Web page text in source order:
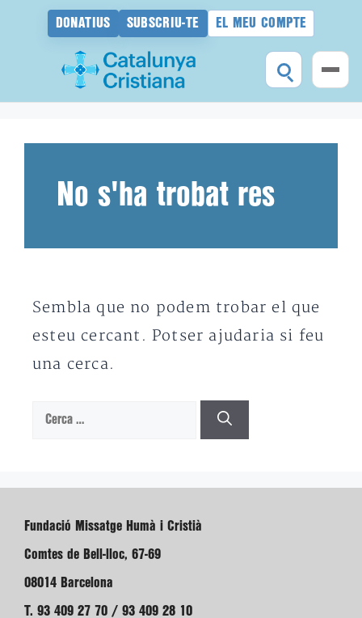
DONATIUS SUBSCRIU-TE EL MEU COMPTE
No s'ha trobat res
Sembla que no podem trobar el que
esteu cercant. Potser ajudaria si feu
una cerca.
Cerca:
Fundació Missatge Humà i Cristià
Comtes de Bell-lloc, 67-69
08014 Barcelona
T. 93 409 27 70 / 93 409 28 10